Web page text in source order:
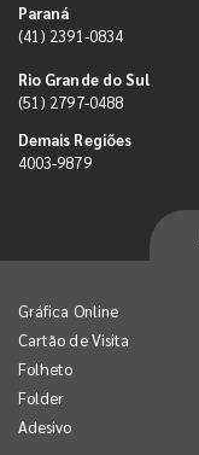
Paraná
(41) 2391-0834
Rio Grande do Sul
(51) 2797-0488
Demais Regiões
4003-9879
Gráfica Online
Cartão de Visita
Folheto
Folder
Adesivo